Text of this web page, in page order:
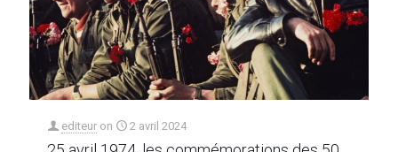
editeur on 2 avril 2024